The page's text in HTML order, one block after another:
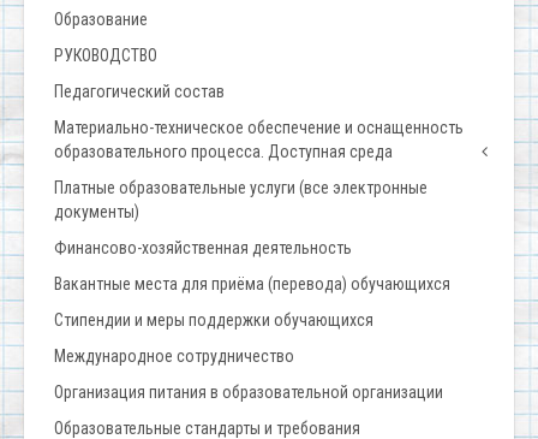
Образование
РУКОВОДСТВО
Педагогический состав
Материально-техническое обеспечение и оснащенность
образовательного процесса. Доступная среда
Платные образовательные услуги (все электронные
документы)
Финансово-хозяйственная деятельность
Вакантные места для приёма (перевода) обучающихся
Стипендии и меры поддержки обучающихся
Международное сотрудничество
Организация питания в образовательной организации
Образовательные стандарты и требования